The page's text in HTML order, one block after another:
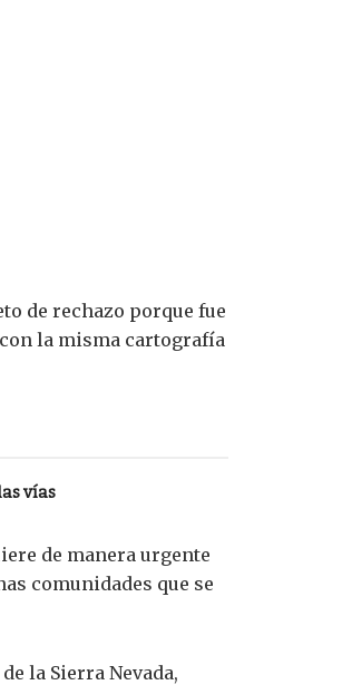
de rechazo porque fue
la misma cartografía
vías
de manera urgente
comunidades que se
la Sierra Nevada,